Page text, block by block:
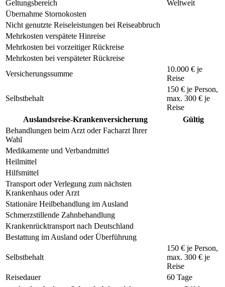
Geltungsbereich
Weltweit
Übernahme Stornokosten
Nicht genutzte Reiseleistungen bei Reiseabbruch
Mehrkosten verspätete Hinreise
Mehrkosten bei vorzeitiger Rückreise
Mehrkosten bei verspäteter Rückreise
Versicherungssumme
10.000 € je
Reise
Selbstbehalt
150 € je Person,
max. 300 € je
Reise
Auslandsreise-Krankenversicherung
Gültig
Behandlungen beim Arzt oder Facharzt Ihrer
Wahl
Medikamente und Verbandmittel
Heilmittel
Hilfsmittel
Transport oder Verlegung zum nächsten
Krankenhaus oder Arzt
Stationäre Heilbehandlung im Ausland
Schmerzstillende Zahnbehandlung
Krankenrücktransport nach Deutschland
Bestattung im Ausland oder Überführung
Selbstbehalt
150 € je Person,
max. 300 € je
Reise
Reisedauer
60 Tage